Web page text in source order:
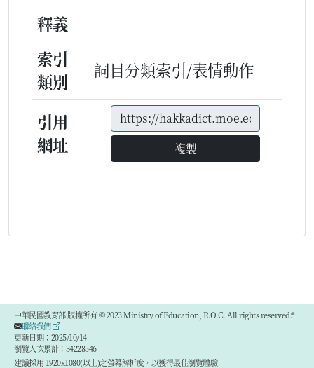
釋義
索引
類別
詞目分類索引/表情動作
引用
網址
複製
中華民國教育部 版權所有 © 2023 Ministry of Education, R.O.C. All rights reserved.®
聯絡我們
更新日期：2025/10/14
瀏覽人次累計：34228546
建議採用 1920x1080(以上)之螢幕解析度，以獲得最佳瀏覽體驗